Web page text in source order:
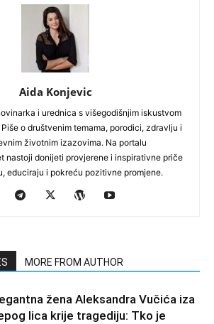
Aida Konjevic
i urednica s višegodišnjim iskustvom
o društvenim temama, porodici, zdravlju i
životnim izazovima. Na portalu
nastoji donijeti provjerene i inspirativne priče
educiraju i pokreću pozitivne promjene.
MORE FROM AUTHOR
žena Aleksandra Vučića iza
lica krije tragediju: Tko je